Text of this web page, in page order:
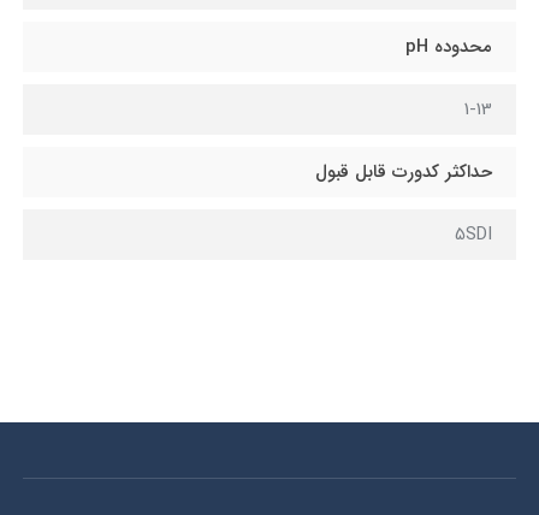
محدوده pH
1-13
حداکثر کدورت قابل قبول
5SDI